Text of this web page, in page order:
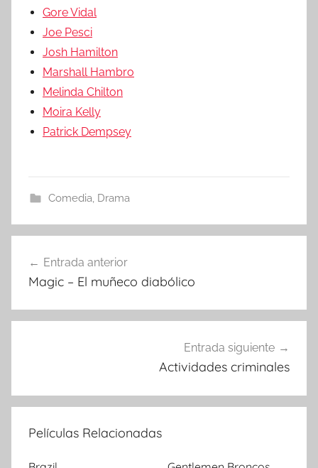
Gore Vidal
Joe Pesci
Josh Hamilton
Marshall Hambro
Melinda Chilton
Moira Kelly
Patrick Dempsey
Comedia, Drama
Navegación
de
entradas
Entrada anterior
Magic – El muñeco diabólico
Entrada siguiente
Actividades criminales
Películas Relacionadas